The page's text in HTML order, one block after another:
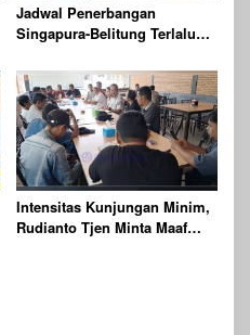
Jadwal Penerbangan
Singapura-Belitung Terlalu
Lebih Ramah Bagi Wisatawan
Intensitas Kunjungan Minim,
Rudianto Tjen Minta Maaf